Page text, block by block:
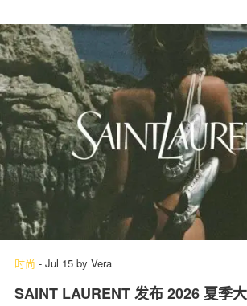
时尚 - Jul 15 by Vera
SAINT LAURENT 发布 2026 夏季